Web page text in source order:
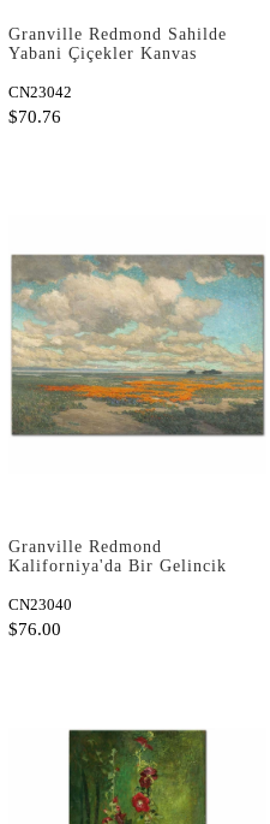
Granville Redmond Sahilde
Yabani Çiçekler Kanvas
CN23042
$70.76
Granville Redmond
Kaliforniya'da Bir Gelincik
CN23040
$76.00